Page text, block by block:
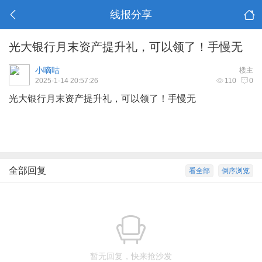
线报分享
光大银行月末资产提升礼，可以领了！手慢无
楼主
小嘀咕
110 0
2025-1-14 20:57:26
光大银行月末资产提升礼，可以领了！手慢无
倒序浏览
看全部
全部回复
暂无回复，快来抢沙发